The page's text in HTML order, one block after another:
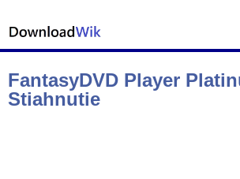
FantasyDVD Player
Stiahnutie